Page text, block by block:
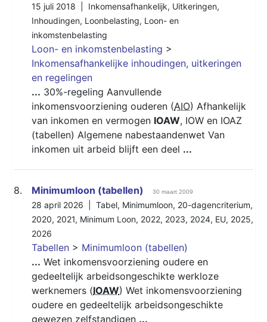
15 juli 2018 | Inkomensafhankelijk, Uitkeringen,
Inhoudingen, Loonbelasting, Loon- en
inkomstenbelasting
Loon- en inkomstenbelasting >
Inkomensafhankelijke inhoudingen, uitkeringen
en regelingen
... 30%-regeling Aanvullende
inkomensvoorziening ouderen (AIO) Afhankelijk
van inkomen en vermogen IOAW, IOW en IOAZ
(tabellen) Algemene nabestaandenwet Van
inkomen uit arbeid blijft een deel ...
8. Minimumloon (tabellen) 30 maart 2009
28 april 2026 | Tabel, Minimumloon, 20-dagencriterium,
2020, 2021, Minimum Loon, 2022, 2023, 2024, EU, 2025,
2026
Tabellen > Minimumloon (tabellen)
... Wet inkomensvoorziening oudere en
gedeeltelijk arbeidsongeschikte werkloze
werknemers (IOAW) Wet inkomensvoorziening
oudere en gedeeltelijk arbeidsongeschikte
gewezen zelfstandigen ...